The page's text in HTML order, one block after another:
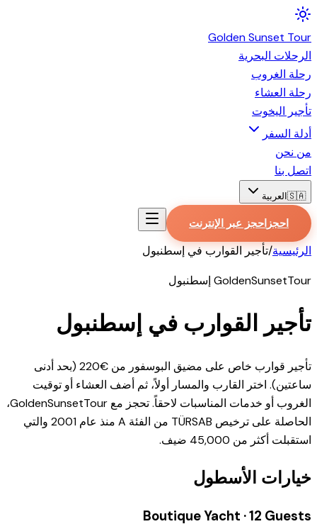
GoldenSunset Tour
الرحلات البحرية
رحلة الغروب
رحلة العشاء
تأجير اليخوت
أدلة السفر
من نحن
اتصل بنا
🇸🇦العربية
احجزاحجز عبر الإنترنت
الرئيسية/تأجير القوارب في إسطنبول
GoldenSunsetTour إسطنبول
تأجير القوارب في إسطنبول
تأجير قوارب خاص على مضيق البوسفور من €220 (بحد أدنى
ساعتين). اختر القارب والمسار أولاً، ثم أضف العشاء أو توقيت
الغروب أو خدمات المناسبات لاحقاً. تحجز مع GoldenSunsetTour،
الحاصلة على ترخيص TÜRSAB من الفئة A منذ عام 2001 والتي
استقبلت أكثر من 45,000 ضيف.
خيارات الأسطول
Boutique Yacht · 12 Guests